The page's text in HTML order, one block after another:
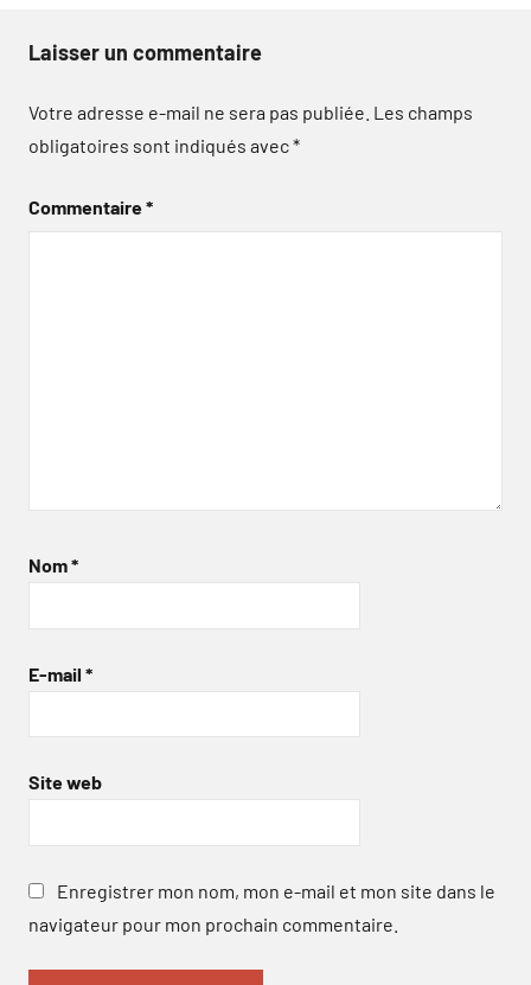
Laisser un commentaire
Votre adresse e-mail ne sera pas publiée. Les champs
obligatoires sont indiqués avec*
Commentaire*
Nom*
E-mail *
Site web
Enregistrer mon nom, mon e-mail et mon site dans le
navigateur pour mon prochain commentaire.